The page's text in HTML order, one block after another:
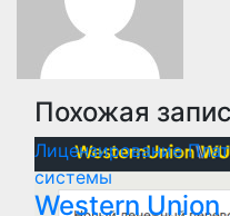
Похожая
Лицензирование
системы
Western Union